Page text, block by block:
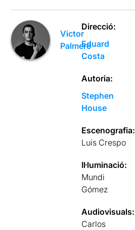
Victor
Palmero
Direcció:
Eduard
Costa
Autoria:
Stephen
House
Escenografia:
Luis Crespo
Il·luminació:
Mundi
Gómez
Audiovisuals:
Carlos